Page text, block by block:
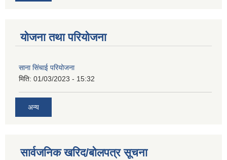
योजना तथा परियोजना
साना सिंचाई परियोजना
मिति: 01/03/2023 - 15:32
अन्य
सार्वजनिक खरिद/बोलपत्र सूचना